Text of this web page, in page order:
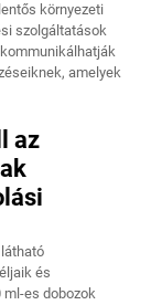
környezeti
szolgáltatások
amelyek
az
és
ml-es dobozok